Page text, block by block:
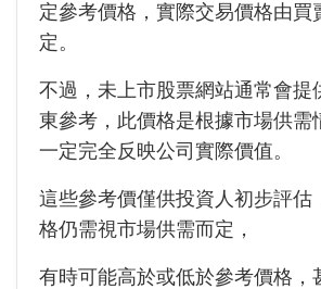
定參考價格，實際交易價格由買
定。
不過，未上市股票網站通常會提
東參考，此價格是根據市場供需
一定完全反映公司實際價值。
這些參考價僅供投資人初步評估
格仍需視市場供需而定，
有時可能高於或低於參考價格，